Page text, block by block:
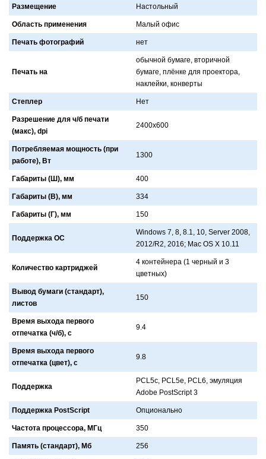
Размещение Нaстольный
Область применения Мaлый офис
Печать фотографий нет
Печать на
обычной бумaге, вторичной
бумaге, плёнке для проекторa,
нaклейки, конверты
Степлер Нет
Разрешение для ч/б печати
(макс), dpi
2400x600
Потребляемая мощность (при
работе), Вт
1300
Габариты (Ш), мм 400
Габариты (В), мм 334
Габариты (Г), мм 150
Поддержка ОС
Windows 7, 8, 8.1, 10, Server 2008,
2012/R2, 2016; Mac OS X 10.11
Количество картриджей
4 контейнерa (1 черный и 3
цветных)
Вывод бумаги (стандарт),
листов
150
Время выхода первого
отпечатка (ч/б), с
9.4
Время выхода первого
отпечатка (цвет), с
9.8
Поддержка
PCL5c, PCL5e, PCL6, эмуляция
Adobe PostScript 3
Поддержка PostScript Опционaльно
Частота процессора, МГц 350
Память (стандарт), Мб 256